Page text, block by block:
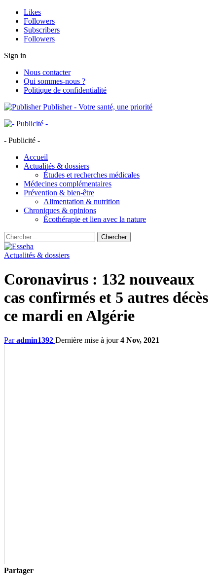
Likes
Followers
Subscribers
Followers
Sign in
Nous contacter
Qui sommes-nous ?
Politique de confidentialité
Publisher - Votre santé, une priorité
- Publicité -
Accueil
Actualités & dossiers
Études et recherches médicales
Médecines complémentaires
Prévention & bien-être
Alimentation & nutrition
Chroniques & opinions
Écothérapie et lien avec la nature
Actualités & dossiers
Coronavirus : 132 nouveaux
cas confirmés et 5 autres décès
ce mardi en Algérie
Paradmin1392 Dernière mise à jour4 Nov, 2021
Partager